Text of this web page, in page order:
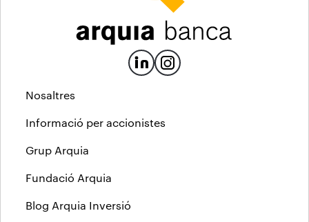
Nosaltres
Informació per accionistes
Grup Arquia
Fundació Arquia
Blog Arquia Inversió